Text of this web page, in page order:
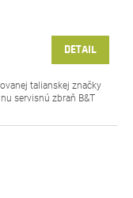
DETAIL
talianskej značky
servisnú zbraň B&T